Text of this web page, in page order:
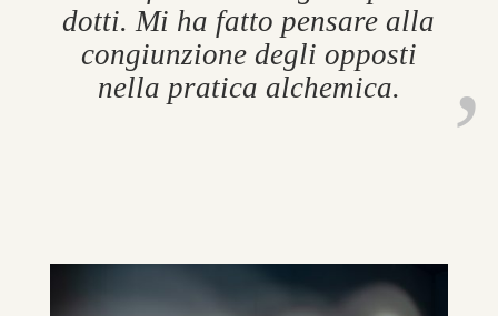
dotti. Mi ha fatto pensare alla
congi­un­zione degli op­posti
nella prat­ica al­chem­ica.